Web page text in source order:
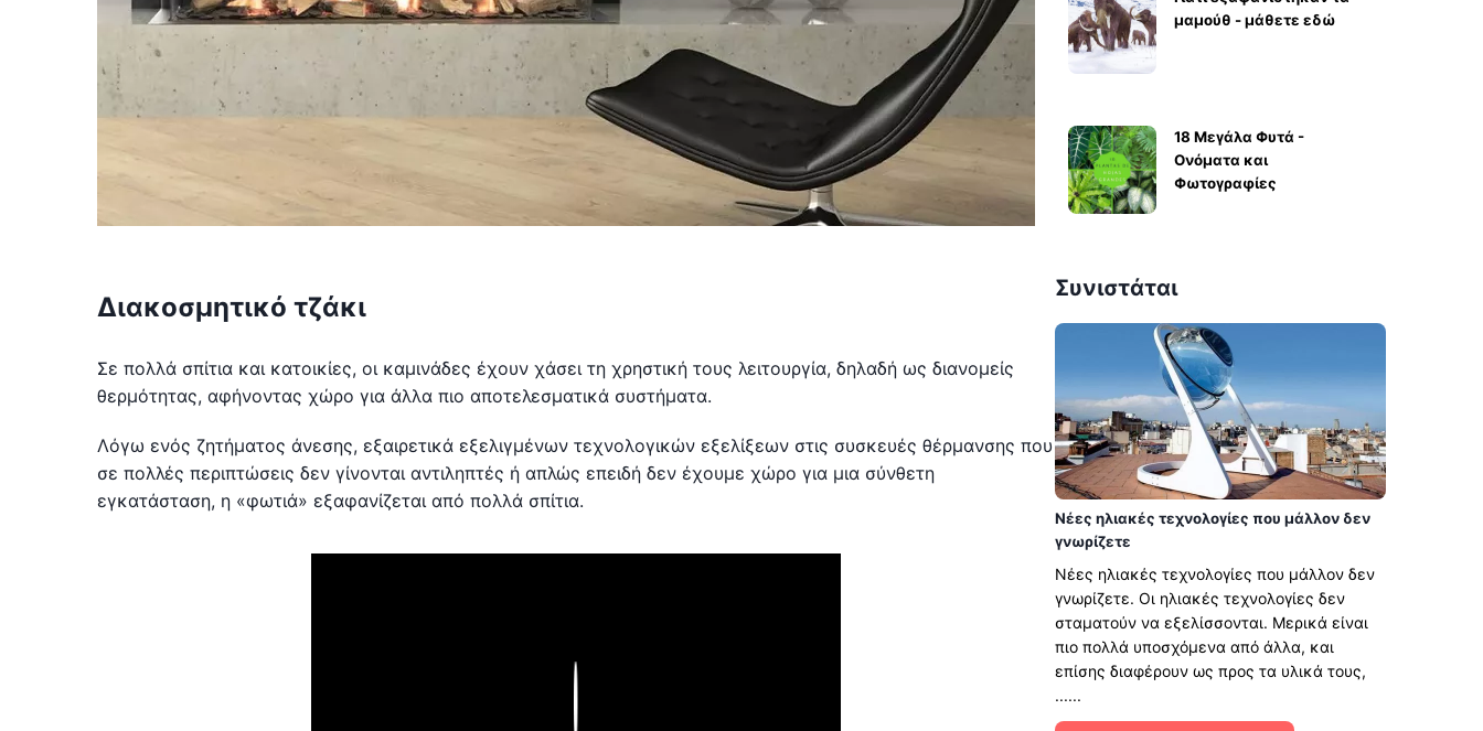
Διακοσμητικό τζάκι
Σε πολλά σπίτια και κατοικίες, οι καμινάδες έχουν χάσει τη χρηστική τους λειτουργία, δηλαδή ως διανομείς
θερμότητας, αφήνοντας χώρο για άλλα πιο αποτελεσματικά συστήματα.
Λόγω ενός ζητήματος άνεσης, εξαιρετικά εξελιγμένων τεχνολογικών εξελίξεων στις συσκευές θέρμανσης που
σε πολλές περιπτώσεις δεν γίνονται αντιληπτές ή απλώς επειδή δεν έχουμε χώρο για μια σύνθετη
εγκατάσταση, η «φωτιά» εξαφανίζεται από πολλά σπίτια.
μαμούθ - μάθετε εδώ
18 Μεγάλα Φυτά -
Ονόματα και
Φωτογραφίες
Συνιστάται
Νέες ηλιακές τεχνολογίες που μάλλον δεν
γνωρίζετε
Νέες ηλιακές τεχνολογίες που μάλλον δεν
γνωρίζετε. Οι ηλιακές τεχνολογίες δεν
σταματούν να εξελίσσονται. Μερικά είναι
πιο πολλά υποσχόμενα από άλλα, και
επίσης διαφέρουν ως προς τα υλικά τους,
......